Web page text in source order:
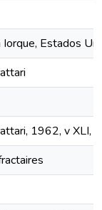
Estados
1962, v XLI,